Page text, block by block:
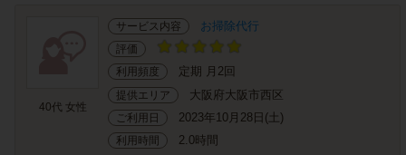
40代 女性
サービス内容 お掃除代行
評価
利用頻度
定期 月2回
提供エリア 大阪府大阪市西区
ご利用日 2023年10月28日(土)
利用時間 2.0時間